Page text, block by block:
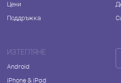
Цени
Поддръжка
ИЗТЕГЛЯНЕ
Android
iPhone & iPad